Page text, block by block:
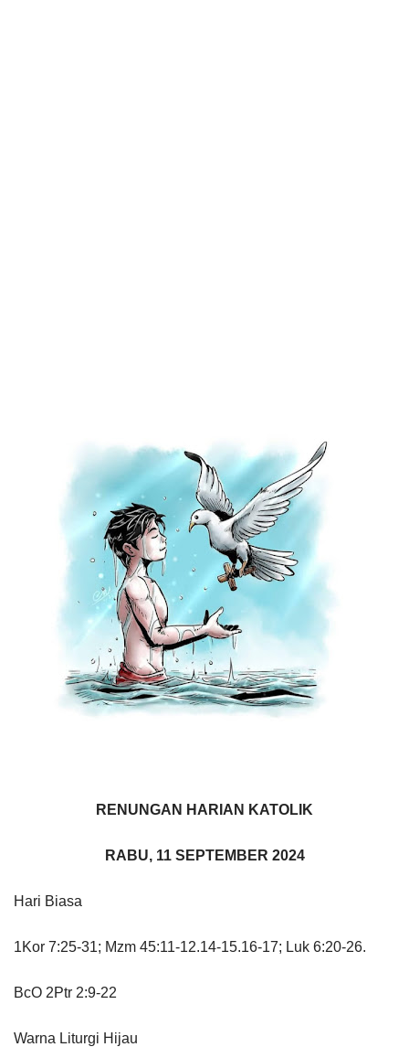
RENUNGAN HARIAN KATOLIK
RABU, 11 SEPTEMBER 2024
Hari Biasa
1Kor 7:25-31; Mzm 45:11-12.14-15.16-17; Luk 6:20-26.
BcO 2Ptr 2:9-22
Warna Liturgi Hijau